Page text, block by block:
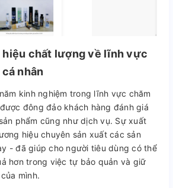
hiệu chất lượng về lĩnh vực
nhân
kinh nghiệm trong lĩnh vực chăm
đông đảo khách hàng đánh giá
phẩm cũng như dịch vụ. Sự xuất
hiệu chuyên sản xuất các sản
- đã giúp cho người tiêu dùng có thể
hơn trong việc tự bảo quản và giữ
mình.